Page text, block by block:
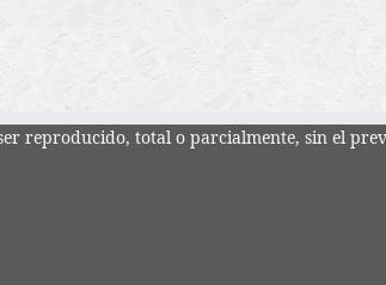
reproducido, total o parcialmente, sin el